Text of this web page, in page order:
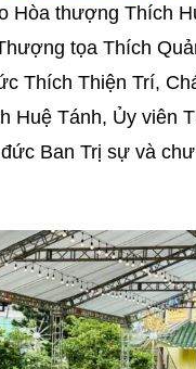
Hòa thượng Thích
tọa Thích
Thích Thiện Trí,
Huệ Tánh, Ủy viên
Ban Trị sự và